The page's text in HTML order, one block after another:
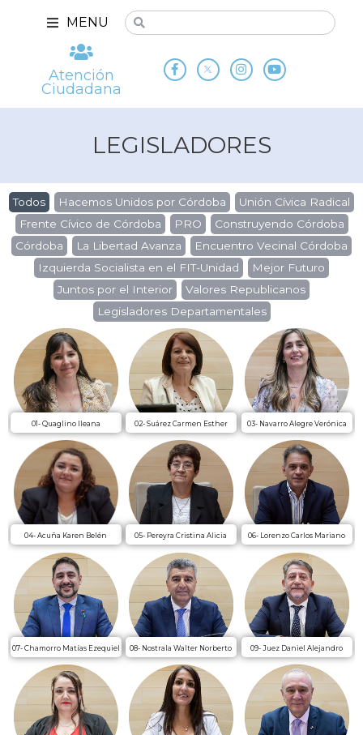
MENU
Atención
Ciudadana
LEGISLADORES
Todos Hacemos Unidos por Córdoba
Unión Cívica Radical
Frente Cívico de Córdoba
PRO
Construyendo Córdoba
Córdoba
La Libertad Avanza
Encuentro Vecinal Córdoba
Izquierda Socialista en el FIT-Unidad
Mejor Futuro
Juntos por el Interior
Valores Republicanos
Legisladores Departamentales
01- Quaglino Ileana 02- Suárez Carmen Esther 03- Navarro Alegre Verónica
04- Acuña Karen Belén 05- Pereyra Cristina Alicia 06- Lorenzo Carlos Mariano
07- Chamorro Matías Ezequiel 08- Nostrala Walter Norberto 09- Juez Daniel Alejandro